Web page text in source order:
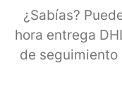
¿Sabías?
hora entrega
de